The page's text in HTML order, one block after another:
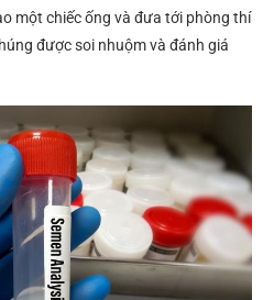
một chiếc ống và đưa tới phòng thí
được soi nhuộm và đánh giá